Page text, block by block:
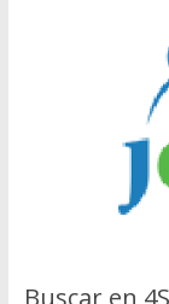
Buscar en